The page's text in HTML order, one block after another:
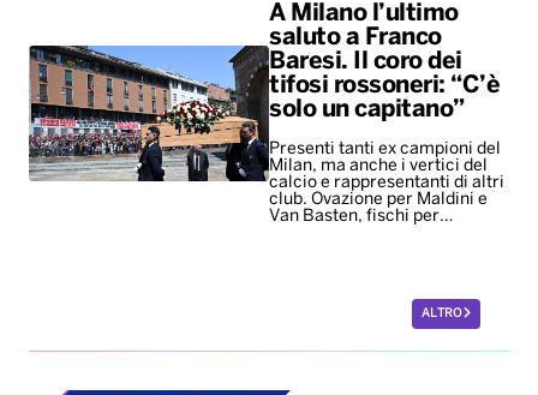
A Milano l’ultimo
saluto a Franco
Baresi. Il coro dei
tifosi rossoneri: “C’è
solo un capitano”
Presenti tanti ex campioni del
Milan, ma anche i vertici del
calcio e rappresentanti di altri
club. Ovazione per Maldini e
Van Basten, fischi per…
ALTRO